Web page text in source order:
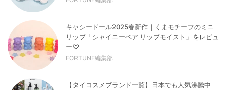
キャシードール2025春新作｜くまモチーフのミニ
リップ「シャイニーベア リップモイスト」をレビュ
ー♡
FORTUNE編集部
【タイコスメブランド一覧】日本でも人気沸騰中